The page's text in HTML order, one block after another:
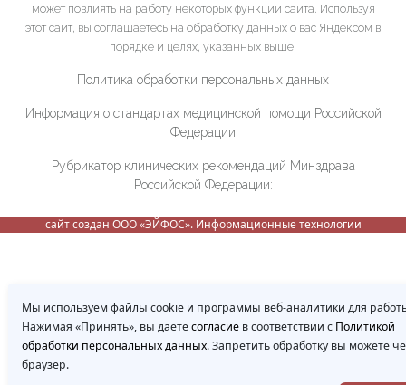
может повлиять на работу некоторых функций сайта. Используя
этот сайт, вы соглашаетесь на обработку данных о вас Яндексом в
порядке и целях, указанных выше.
Политика обработки персональных данных
Информация о стандартах медицинской помощи Российской
Федерации
Рубрикатор клинических рекомендаций Минздрава
Российской Федерации:
сайт создан ООО «ЭЙФОС». Информационные технологии
Мы используем файлы cookie и программы веб-аналитики для
Нажимая «Принять», вы даетесогласие в соответствии с Политикой
обработки персональных данных. Запретить обработку вы можете
браузер.